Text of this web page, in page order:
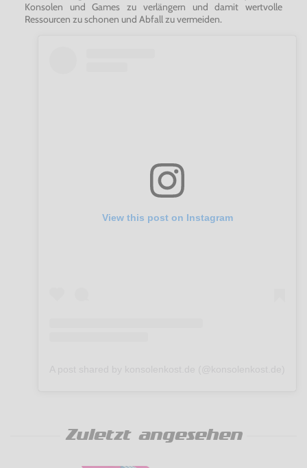
Konsolen und Games zu verlängern und damit wertvolle
Ressourcen zu schonen und Abfall zu vermeiden.
View this post on Instagram
Zuletzt angesehen